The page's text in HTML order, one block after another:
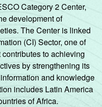
Category 2 Center,
development of
The Center is linked
(CI) Sector, one of
contributes to achieving
by strengthening its
and knowledge
includes Latin America
of Africa.